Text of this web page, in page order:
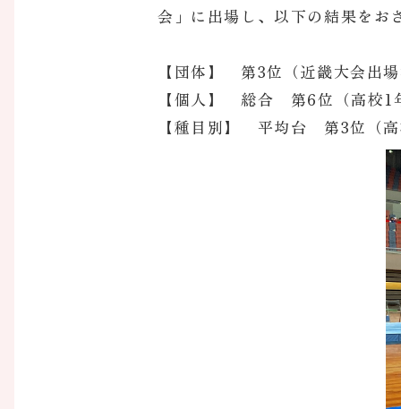
会」に出場し、以下の結果をお
【団体】 第3位（近畿大会出
【個人】 総合 第6位（高校1
【種目別】 平均台 第3位（